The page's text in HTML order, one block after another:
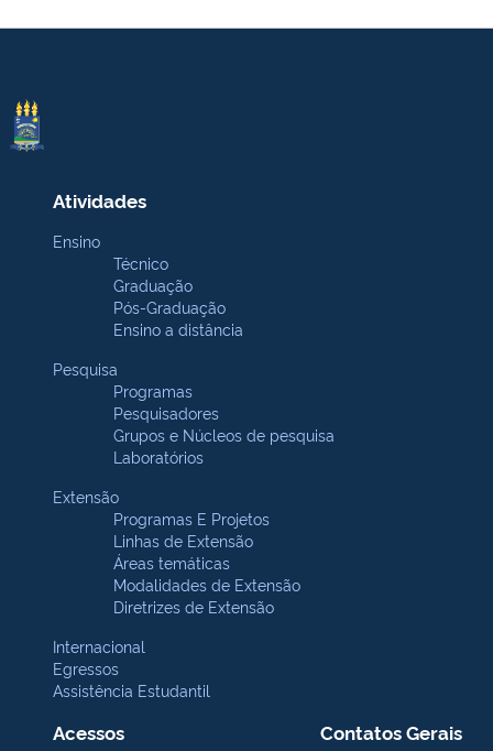
Atividades
Ensino
Técnico
Graduação
Pós-Graduação
Ensino a distância
Pesquisa
Programas
Pesquisadores
Grupos e Núcleos de pesquisa
Laboratórios
Extensão
Programas E Projetos
Linhas de Extensão
Áreas temáticas
Modalidades de Extensão
Diretrizes de Extensão
Internacional
Egressos
Assistência Estudantil
Acessos Contatos Gerais